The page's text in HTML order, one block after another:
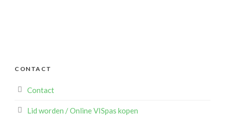
CONTACT
Contact
Lid worden / Online VISpas kopen